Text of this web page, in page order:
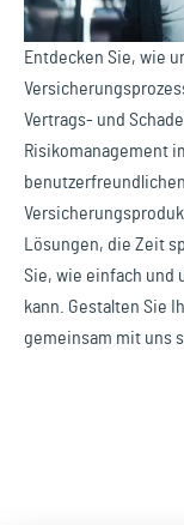
Entdecken Sie, wie
Vertrags- und
Risikomanagement
Lösungen, die Zeit
Sie, wie einfach und
kann. Gestalten Sie
gemeinsam mit uns